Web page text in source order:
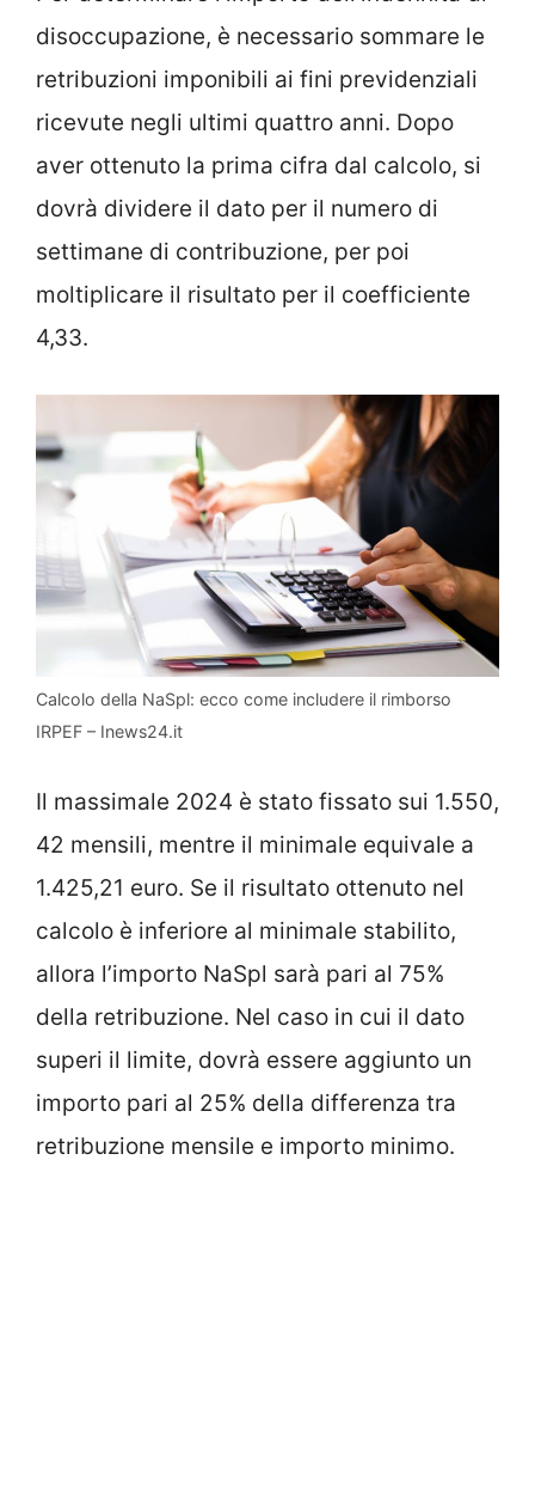
disoccupazione, è necessario sommare le
retribuzioni imponibili ai fini previdenziali
ricevute negli ultimi quattro anni. Dopo
aver ottenuto la prima cifra dal calcolo, si
dovrà dividere il dato per il numero di
settimane di contribuzione, per poi
moltiplicare il risultato per il coefficiente
4,33.
Calcolo della NaSpl: ecco come includere il rimborso
IRPEF – Inews24.it
Il massimale 2024 è stato fissato sui 1.550,
42 mensili, mentre il minimale equivale a
1.425,21 euro. Se il risultato ottenuto nel
calcolo è inferiore al minimale stabilito,
allora l’importo NaSpl sarà pari al 75%
della retribuzione. Nel caso in cui il dato
superi il limite, dovrà essere aggiunto un
importo pari al 25% della differenza tra
retribuzione mensile e importo minimo.